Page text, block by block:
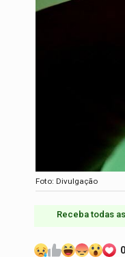
Foto: Divulgação
Receba todas